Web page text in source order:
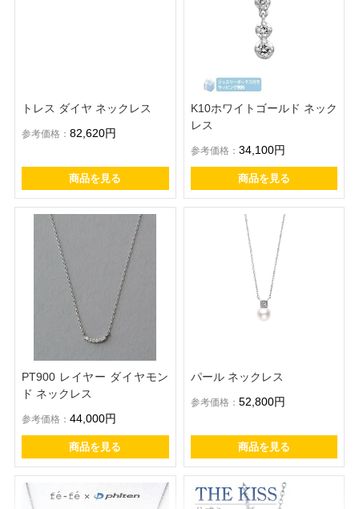
トレス ダイヤ ネックレス
参考価格：82,620円
商品を見る
K10ホワイトゴールド ネック
レス
参考価格： 34,100円
商品を見る
PT900 レイヤー ダイヤモン
ド ネックレス
参考価格：44,000円
商品を見る
パール ネックレス
参考価格： 52,800円
商品を見る